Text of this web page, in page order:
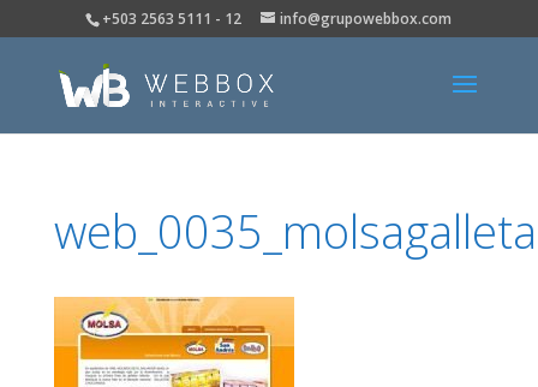
+503 2563 5111 - 12 info@grupowebbox.com